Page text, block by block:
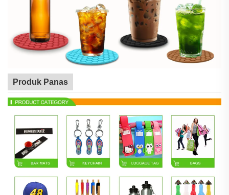
Produk Panas